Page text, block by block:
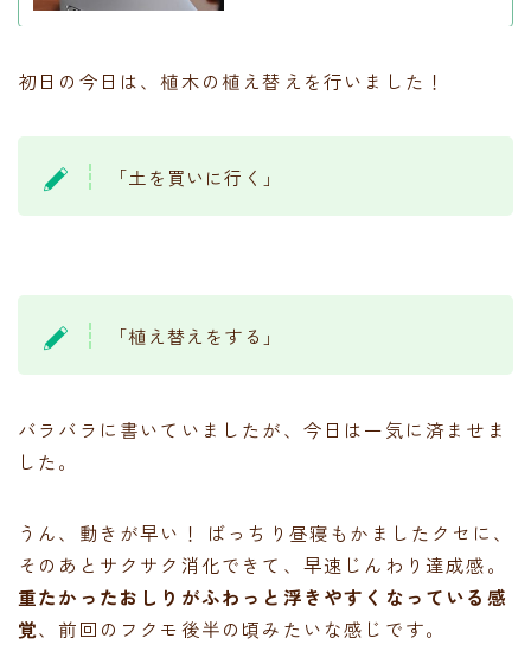
初日の今日は、植木の植え替えを行いました！
「土を買いに行く」
「植え替えをする」
バラバラに書いていましたが、今日は一気に済ませま
した。
うん、動きが早い！ ばっちり昼寝もかましたクセに、
そのあとサクサク消化できて、早速じんわり達成感。
重たかったおしりがふわっと浮きやすくなっている感
覚、前回のフクモ後半の頃みたいな感じです。